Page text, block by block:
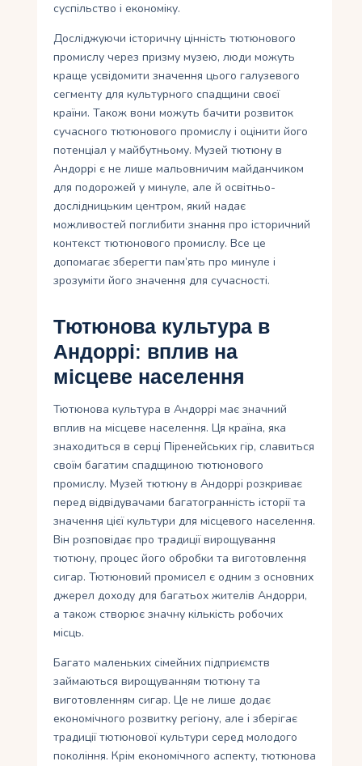
суспільство і економіку.
Досліджуючи історичну цінність тютюнового
промислу через призму музею, люди можуть
краще усвідомити значення цього галузевого
сегменту для культурного спадщини своєї
країни. Також вони можуть бачити розвиток
сучасного тютюнового промислу і оцінити його
потенціал у майбутньому. Музей тютюну в
Андоррі є не лише мальовничим майданчиком
для подорожей у минуле, але й освітньо-
дослідницьким центром, який надає
можливостей поглибити знання про історичний
контекст тютюнового промислу. Все це
допомагає зберегти пам’ять про минуле і
зрозуміти його значення для сучасності.
Тютюнова культура в
Андоррі: вплив на
місцеве населення
Тютюнова культура в Андоррі має значний
вплив на місцеве населення. Ця країна, яка
знаходиться в серці Піренейських гір, славиться
своїм багатим спадщиною тютюнового
промислу. Музей тютюну в Андоррі розкриває
перед відвідувачами багатогранність історії та
значення цієї культури для місцевого населення.
Він розповідає про традиції вирощування
тютюну, процес його обробки та виготовлення
сигар. Тютюновий промисел є одним з основних
джерел доходу для багатьох жителів Андорри,
а також створює значну кількість робочих
місць.
Багато маленьких сімейних підприємств
займаються вирощуванням тютюну та
виготовленням сигар. Це не лише додає
економічного розвитку регіону, але і зберігає
традиції тютюнової культури серед молодого
покоління. Крім економічного аспекту, тютюнова